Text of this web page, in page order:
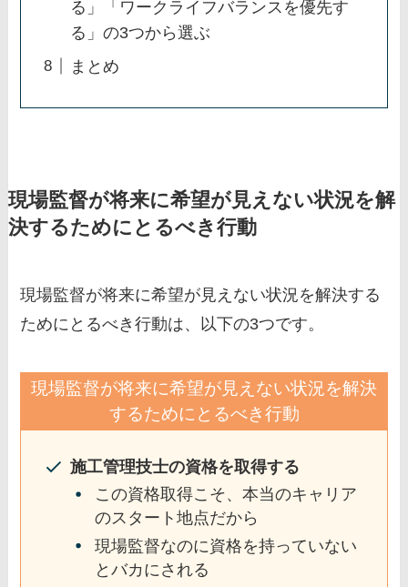
る」「ワークライフバランスを優先す
る」の3つから選ぶ
まとめ
現場監督が将来に希望が見えない状況を解
決するためにとるべき行動
現場監督が将来に希望が見えない状況を解決する
ためにとるべき行動は、以下の3つです。
現場監督が将来に希望が見えない状況を解決
するためにとるべき行動
施工管理技士の資格を取得する
この資格取得こそ、本当のキャリア
のスタート地点だから
現場監督なのに資格を持っていない
とバカにされる